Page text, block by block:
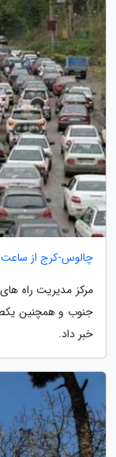
چالوس-کرج از ساعت 15 امروز یکطرفه می شود
مرکز مدیریت راه
خبر داد.